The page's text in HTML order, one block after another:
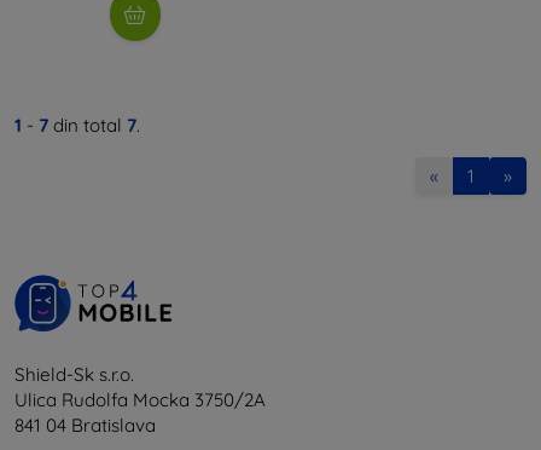
1 - 7 din total 7.
« 1 »
Shield-Sk s.r.o.
Ulica Rudolfa Mocka 3750/2A
841 04 Bratislava